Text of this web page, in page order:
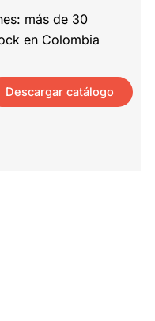
más de 30
en Colombia
Descargar catálogo